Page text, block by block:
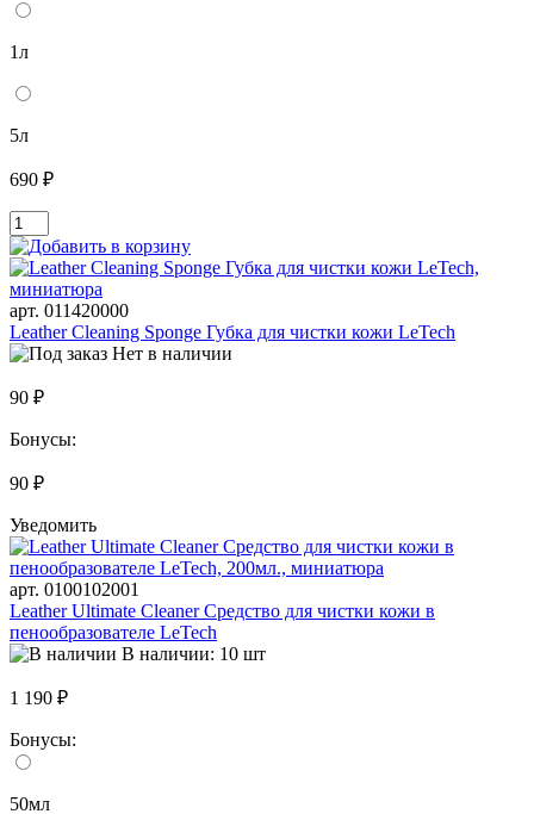
1л
5л
690 ₽
арт. 011420000
Leather Cleaning Sponge Губка для чистки кожи LeTech
Нет в наличии
90 ₽
Бонусы:
90 ₽
Уведомить
арт. 0100102001
Leather Ultimate Cleaner Средство для чистки кожи в
пенообразователе LeTech
В наличии: 10 шт
1 190 ₽
Бонусы:
50мл